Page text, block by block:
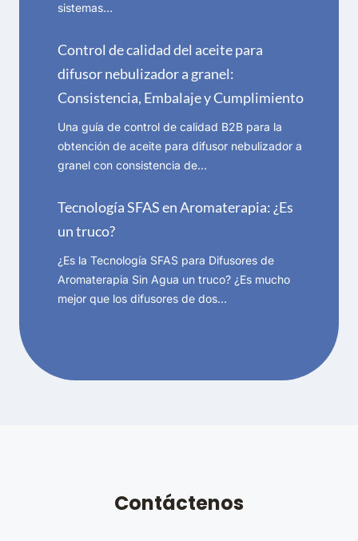
sistemas…
Control de calidad del aceite para
difusor nebulizador a granel:
Consistencia, Embalaje y Cumplimiento
Una guía de control de calidad B2B para la
obtención de aceite para difusor nebulizador a
granel con consistencia de…
Tecnología SFAS en Aromaterapia: ¿Es
un truco?
¿Es la Tecnología SFAS para Difusores de
Aromaterapia Sin Agua un truco? ¿Es mucho
mejor que los difusores de dos…
Contáctenos